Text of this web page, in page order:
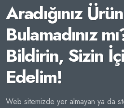
Aradığınız
Bulamadınız
Bildirin, Sizin
Edelim!
Web sitemizde yer almayan ya da